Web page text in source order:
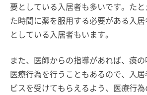
要としている入居者も多いです。た
た時間に薬を服用する必要がある入
としている入居者もいます。
また、医師からの指導があれば、痰
医療行為を行うこともあるので、入
ビスを受けてもらえるよう、医療行